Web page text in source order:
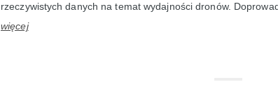
rzeczywistych danych na temat wydajności dronów.
więcej